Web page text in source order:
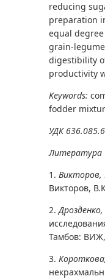
reducing
preparation
equal
grain-
digestibility
productivity
Keywords:
fodder
УДК
Литература
1. Викторов,
Викторов,
2.
Тамбов:
3.